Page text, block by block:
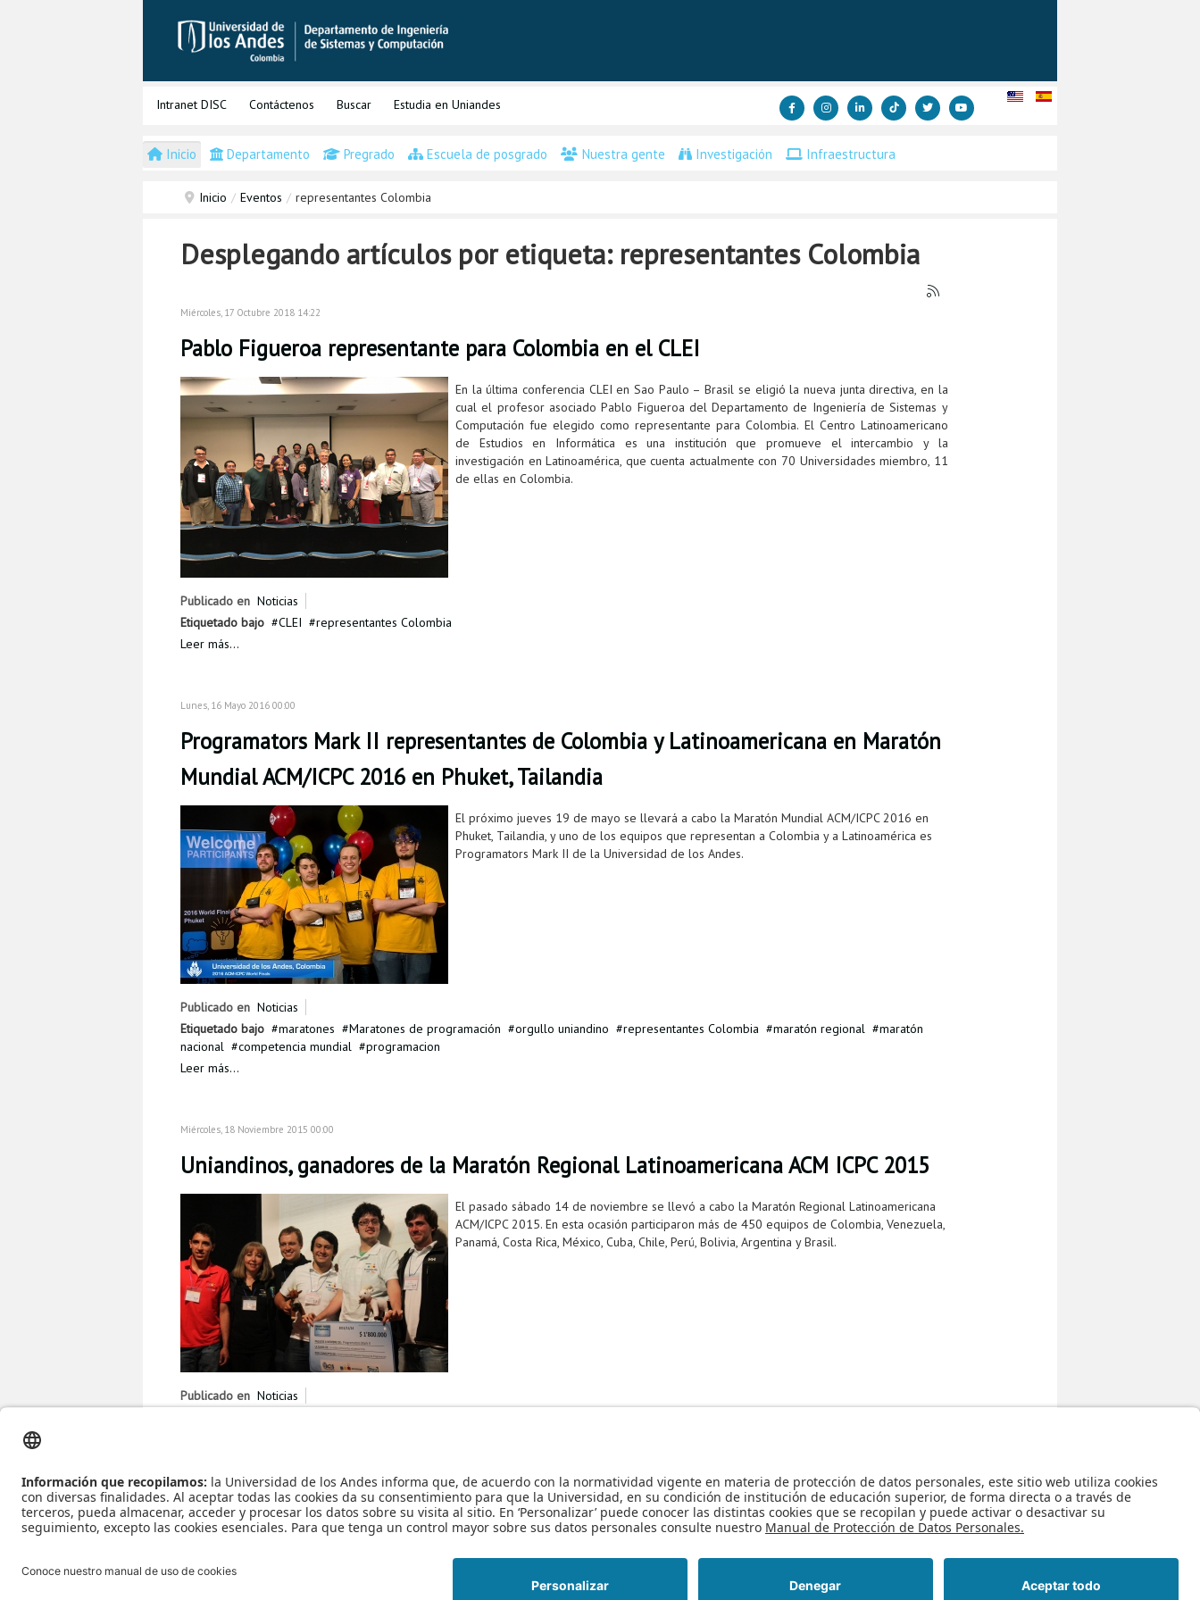
Intranet DISC Contáctenos Buscar Estudia en Uniandes
Inicio Departamento Pregrado Escuela de posgrado Nuestra gente Investigación Infraestructura
Inicio / Eventos / representantes Colombia
Desplegando artículos por etiqueta: representantes Colombia
Miércoles, 17 Octubre 2018 14:22
Pablo Figueroa representante para Colombia en el CLEI
En la última conferencia CLEI en Sao Paulo – Brasil se eligió la nueva junta directiva, en la
cual el profesor asociado Pablo Figueroa del Departamento de Ingeniería de Sistemas y
Computación fue elegido como representante para Colombia. El Centro Latinoamericano
de Estudios en Informática es una institución que promueve el intercambio y la
investigación en Latinoamérica, que cuenta actualmente con 70 Universidades miembro, 11
de ellas en Colombia.
Publicado en Noticias
Etiquetado bajo
CLEI
representantes Colombia
Leer más...
Lunes, 16 Mayo 2016 00:00
Programators Mark II representantes de Colombia y Latinoamericana en Maratón
Mundial ACM/ICPC 2016 en Phuket, Tailandia
El próximo jueves 19 de mayo se llevará a cabo la Maratón Mundial ACM/ICPC 2016 en
Phuket, Tailandia, y uno de los equipos que representan a Colombia y a Latinoamérica es
Programators Mark II de la Universidad de los Andes.
Publicado en Noticias
Etiquetado bajo
maratones Maratones de programación orgullo uniandino representantes Colombia maratón regional
maratón
nacional
competencia mundial
programacion
Leer más...
Miércoles, 18 Noviembre 2015 00:00
Uniandinos, ganadores de la Maratón Regional Latinoamericana ACM ICPC 2015
El pasado sábado 14 de noviembre se llevó a cabo la Maratón Regional Latinoamericana
ACM/ICPC 2015. En esta ocasión participaron más de 450 equipos de Colombia, Venezuela,
Panamá, Costa Rica, México, Cuba, Chile, Perú, Bolivia, Argentina y Brasil.
Publicado en Noticias